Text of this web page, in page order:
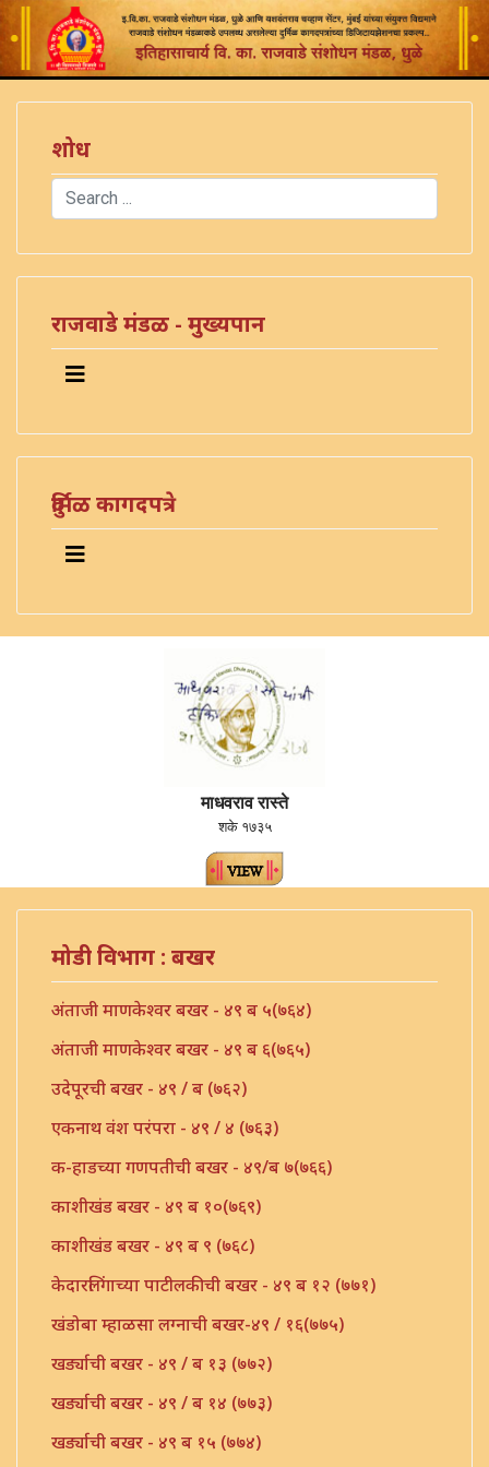
शोध
Search
राजवाडे मंडळ - मुख्यपान
दुर्मिळ कागदपत्रे
माधवराव रास्ते
शके १७३५
मोडी विभाग : बखर
अंताजी माणकेश्वर बखर - ४९ ब ५(७६४)
अंताजी माणकेश्वर बखर - ४९ ब ६(७६५)
उदेपूरची बखर - ४९ / ब (७६२)
एकनाथ वंश परंपरा - ४९ / ४ (७६३)
क-हाडच्या गणपतीची बखर - ४९/ब ७(७६६)
काशीखंड बखर - ४९ ब १०(७६९)
काशीखंड बखर - ४९ ब ९ (७६८)
केदारलिंगाच्या पाटीलकीची बखर - ४९ ब १२ (७७१)
खंडोबा म्हाळसा लग्नाची बखर-४९ / १६(७७५)
खर्ड्याची बखर - ४९ / ब १३ (७७२)
खर्ड्याची बखर - ४९ / ब १४ (७७३)
खर्ड्याची बखर - ४९ ब १५ (७७४)